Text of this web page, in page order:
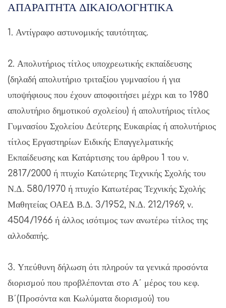
ΑΠΑΡΑΙΤΗΤΑ ΔΙΚΑΙΟΛΟΓΗΤΙΚΑ
1. Αντίγραφο αστυνομικής ταυτότητας.
2. Απολυτήριος τίτλος υποχρεωτικής εκπαίδευσης
(δηλαδή απολυτήριο τριταξίου γυμνασίου ή για
υποψήφιους που έχουν αποφοιτήσει μέχρι και το 1980
απολυτήριο δημοτικού σχολείου) ή απολυτήριος τίτλος
Γυμνασίου Σχολείου Δεύτερης Ευκαιρίας ή απολυτήριος
τίτλος Εργαστηρίων Ειδικής Επαγγελματικής
Εκπαίδευσης και Κατάρτισης του άρθρου 1 του ν.
2817/2000 ή πτυχίο Κατώτερης Τεχνικής Σχολής του
Ν.Δ. 580/1970 ή πτυχίο Κατωτέρας Τεχνικής Σχολής
Μαθητείας ΟΑΕΔ Β.Δ. 3/1952, Ν.Δ. 212/1969, ν.
4504/1966 ή άλλος ισότιμος των ανωτέρω τίτλος της
αλλοδαπής.
3. Υπεύθυνη δήλωση ότι πληρούν τα γενικά προσόντα
διορισμού που προβλέπονται στο Α΄ μέρος του κεφ.
Β΄(Προσόντα και Κωλύματα διορισμού) του